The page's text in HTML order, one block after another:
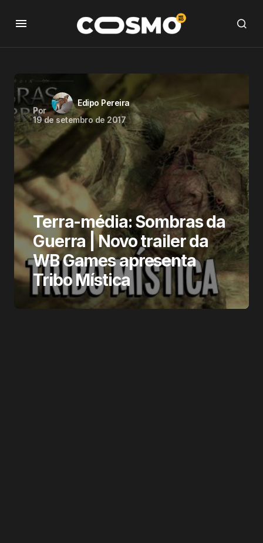
Por
Edipo Pereira
19 de setembro de 2017
Terra-média: Sombras da
Guerra | Novo trailer da
WB Games apresenta
Tribo Mística